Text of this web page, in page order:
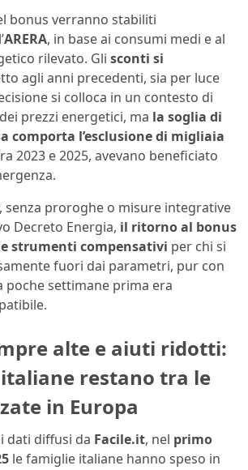
bonus verranno stabiliti
ARERA, in base ai consumi medi e al
rilevato. Gli sconti si
agli anni precedenti, sia per luce
si colloca in un contesto di
prezzi energetici, ma la soglia di
comporta l’esclusione di migliaia
2023 e 2025, avevano beneficiato
senza proroghe o misure integrative
Decreto Energia, il ritorno al bonus
strumenti compensativi per chi si
fuori dai parametri, pur con
poche settimane prima era
alte e aiuti ridotti:
restano tra le
in Europa
dati diffusi da Facile.it, nel primo
le famiglie italiane hanno speso in